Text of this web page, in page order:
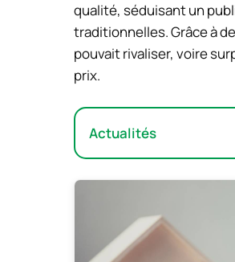
qualité, séduisant un
traditionnelles. Grâce à
pouvait rivaliser, voire
prix.
Actualités